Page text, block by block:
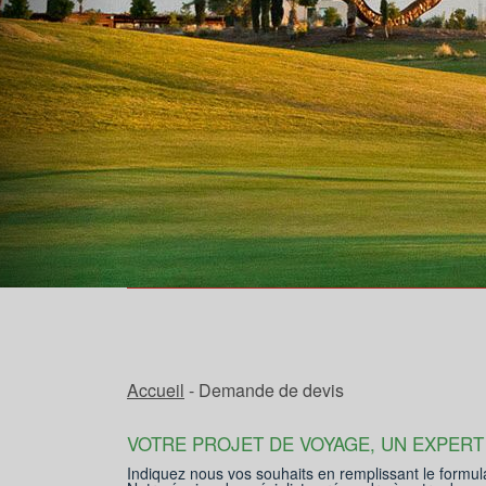
Accueil - Demande de devis
VOTRE PROJET DE VOYAGE, UN
Indiquez nous vos souhaits en remplissant le